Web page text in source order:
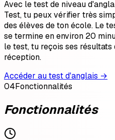
Avec le test de niveau
Test, tu peux vérifier très
des élèves de ton école. Le
se termine en environ 20
le test, tu reçois ses
réception.
Accéder au test d'anglais →
04Fonctionnalités
Fonctionnalités